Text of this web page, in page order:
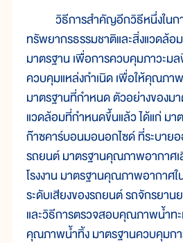
วิธีการสำคัญอีกวิธีหนึ่งในก
ทรัพยากรธรรมชาติและสิ่งแวดล้
มาตรฐาน เพื่อการควบคุมภาวะมล
ควบคุมแหล่งกำเนิด เพื่อให้คุณภา
มาตรฐานที่กำหนด ตัวอย่างของ
แวดล้อมที่กำหนดขึ้นแล้ว ได้แก่ มา
ก๊าซคาร์บอนมอนอกไซด์ ที่ระบาย
รถยนต์ มาตรฐานคุณภาพอากาศ
โรงงาน มาตรฐานคุณภาพอากาศ
ระดับเสียงของรถยนต์ รถจักรยาน
และวิธีการตรวจสอบคุณภาพน้ำท
คุณภาพน้ำทิ้ง มาตรฐานควบคุมกา